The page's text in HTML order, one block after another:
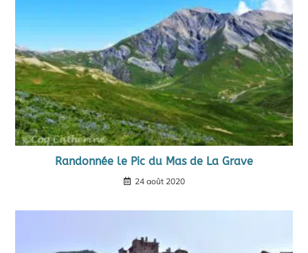
Randonnée le Pic du Mas de La Grave
24 août 2020